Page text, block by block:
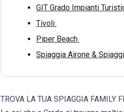
GIT Grado Impianti
Tivoli
Piper Beach
Spiaggia Airone &
TROVA LA TUA SPIAGGIA FAMILY